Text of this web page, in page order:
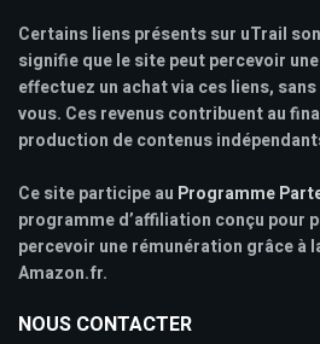
Certains liens présents sur uTrail
signifie que le site peut percevoir
effectuez un achat via ces liens,
vous. Ces revenus contribuent au
production de contenus
Ce site participe au Programme
programme d’affiliation conçu pour
percevoir une rémunération grâce à
Amazon.fr.
NOUS CONTACTER